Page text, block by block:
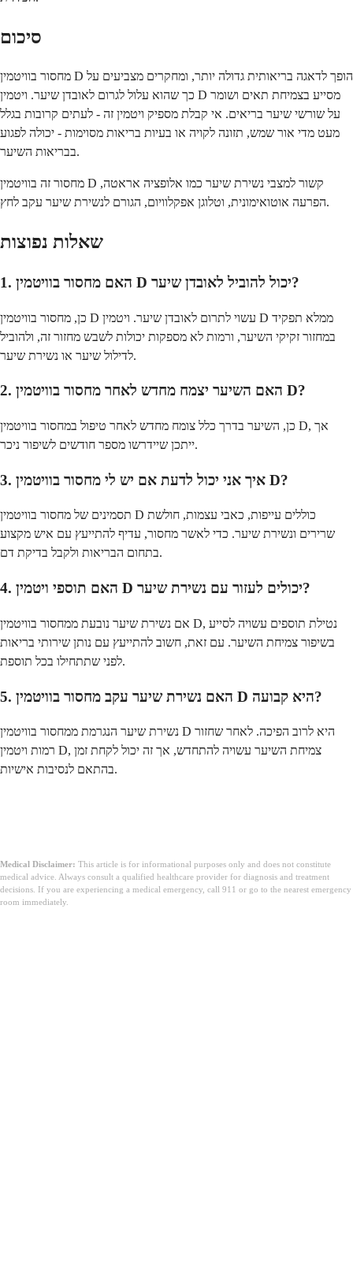
סיכום
מחסור בוויטמין D הופך לדאגה בריאותית גדולה יותר, ומחקרים מצביעים על
כך שהוא עלול לגרום לאובדן שיער. ויטמין D מסייע בצמיחת תאים ושומר
על שורשי שיער בריאים. אי קבלת מספיק ויטמין זה - לעתים קרובות בגלל
מעט מדי אור שמש, תזונה לקויה או בעיות בריאות מסוימות - יכולה לפגוע
בבריאות השיער.
מחסור זה בוויטמין D קשור למצבי נשירת שיער כמו אלופציה אראטה,
הפרעה אוטואימונית, וטלוגן אפקלוויום, הגורם לנשירת שיער עקב לחץ.
שאלות נפוצות
1. האם מחסור בוויטמין D יכול להוביל לאובדן שיער?
כן, מחסור בוויטמין D עשוי לתרום לאובדן שיער. ויטמין D ממלא תפקיד
במחזור זקיקי השיער, ורמות לא מספקות יכולות לשבש מחזור זה, ולהוביל
לדילול שיער או נשירת שיער.
2. האם השיער יצמח מחדש לאחר מחסור בוויטמין D?
כן, השיער בדרך כלל צומח מחדש לאחר טיפול במחסור בוויטמין D, אך
ייתכן שיידרשו מספר חודשים לשיפור ניכר.
3. איך אני יכול לדעת אם יש לי מחסור בוויטמין D?
תסמינים של מחסור בוויטמין D כוללים עייפות, כאבי עצמות, חולשת
שרירים ונשירת שיער. כדי לאשר מחסור, עדיף להתייעץ עם איש מקצוע
בתחום הבריאות ולקבל בדיקת דם.
4. האם תוספי ויטמין D יכולים לעזור עם נשירת שיער?
אם נשירת שיער נובעת ממחסור בוויטמין D, נטילת תוספים עשויה לסייע
בשיפור צמיחת השיער. עם זאת, חשוב להתייעץ עם נותן שירותי בריאות
לפני שתתחילו בכל תוספת.
5. האם נשירת שיער עקב מחסור בוויטמין D היא קבועה?
נשירת שיער הנגרמת ממחסור בוויטמין D היא לרוב הפיכה. לאחר שחזור
רמות ויטמין D, צמיחת השיער עשויה להתחדש, אך זה יכול לקחת זמן
בהתאם לנסיבות אישיות.
Medical Disclaimer: This article is for informational purposes only and does not constitute
medical advice. Always consult a qualified healthcare provider for diagnosis and treatment
decisions. If you are experiencing a medical emergency, call 911 or go to the nearest emergency
room immediately.